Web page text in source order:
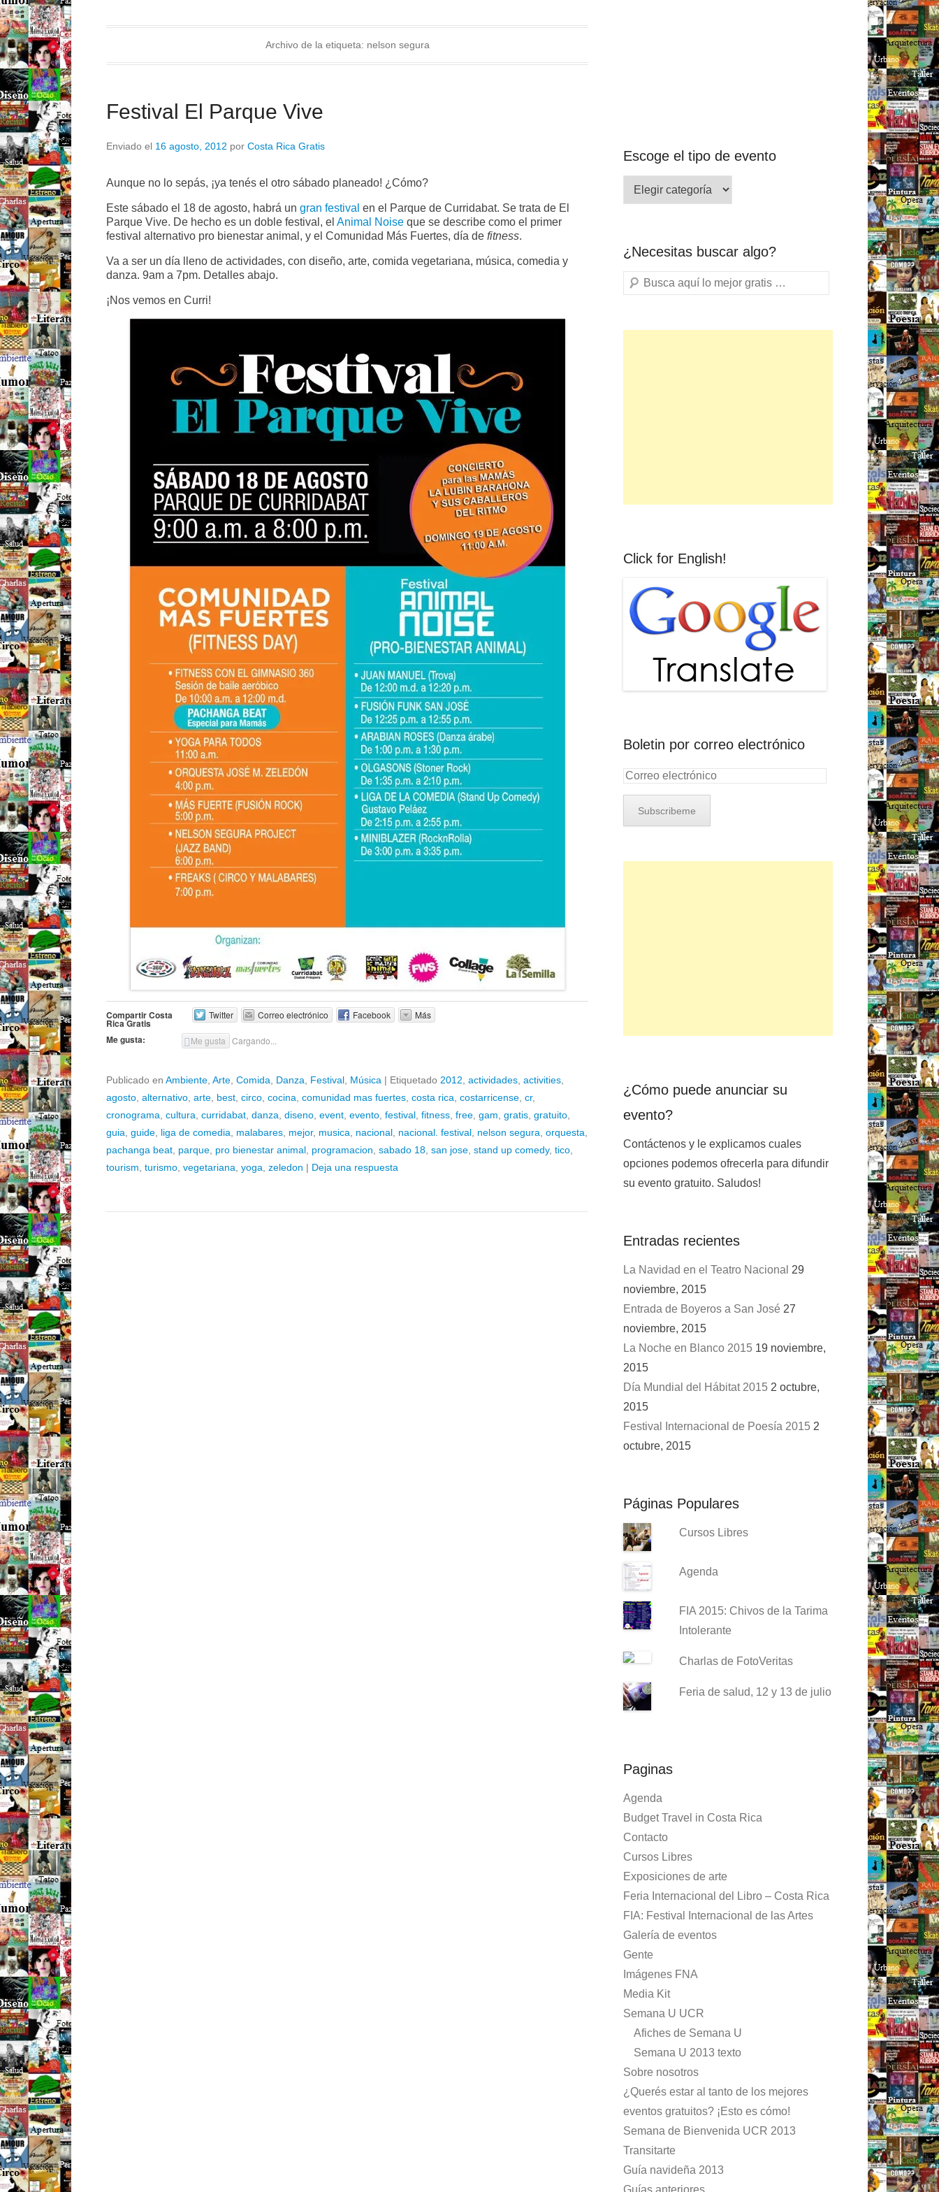
Archivo de la etiqueta: nelson segura
Festival El Parque Vive
Enviado el 16 agosto, 2012 por Costa Rica Gratis
Aunque no lo sepás, ¡ya tenés el otro sábado planeado! ¿Cómo?
Este sábado el 18 de agosto, habrá un gran festival en el Parque de Curridabat. Se trata de El
Parque Vive. De hecho es un doble festival, el Animal Noise que se describe como el primer
festival alternativo pro bienestar animal, y el Comunidad Más Fuertes, día de fitness.
Va a ser un día lleno de actividades, con diseño, arte, comida vegetariana, música, comedia y
danza. 9am a 7pm. Detalles abajo.
¡Nos vemos en Curri!
Compartir Costa
Rica Gratis
Twitter Correo electrónico Facebook Más
Me gusta: Me gusta Cargando...
Publicado en Ambiente Arte Comida Danza Festival Música | Etiquetado 2012 actividades activities
agosto alternativo arte best circo cocina comunidad mas fuertes costa rica costarricense cr,
cronograma cultura curridabat danza diseno event evento festival fitness free gam gratis gratuito
guia guide liga de comedia malabares mejor, musica nacional nacional. festival nelson segura orquesta
pachanga beat parque pro bienestar animal programacion sabado 18 san jose stand up comedy, tico
tourism turismo vegetariana yoga zeledon | Deja una respuesta
Escoge el tipo de evento
¿Necesitas buscar algo?
Buscar
Click for English!
Boletin por correo electrónico
¿Cómo puede anunciar su
evento?
Contáctenos y le explicamos cuales
opciones podemos ofrecerla para difundir
su evento gratuito. Saludos!
Entradas recientes
La Navidad en el Teatro Nacional 29
noviembre, 2015
Entrada de Boyeros a San José 27
noviembre, 2015
La Noche en Blanco 2015 19 noviembre,
2015
Día Mundial del Hábitat 2015 2 octubre,
2015
Festival Internacional de Poesía 2015 2
octubre, 2015
Páginas Populares
Cursos Libres
Agenda
FIA 2015: Chivos de la Tarima
Intolerante
Charlas de FotoVeritas
Feria de salud, 12 y 13 de julio
Paginas
Agenda
Budget Travel in Costa Rica
Contacto
Cursos Libres
Exposiciones de arte
Feria Internacional del Libro – Costa Rica
FIA: Festival Internacional de las Artes
Galería de eventos
Gente
Imágenes FNA
Media Kit
Semana U UCR
Afiches de Semana U
Semana U 2013 texto
Sobre nosotros
¿Querés estar al tanto de los mejores
eventos gratuitos? ¡Esto es cómo!
Semana de Bienvenida UCR 2013
Transitarte
Guía navideña 2013
Guías anteriores